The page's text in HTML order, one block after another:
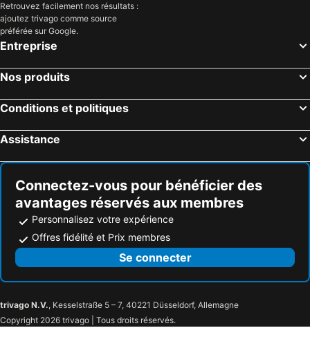
Retrouvez facilement nos résultats :
ajoutez trivago comme source
préférée sur Google.
Entreprise
Nos produits
Conditions et politiques
Assistance
Connectez-vous pour bénéficier des
avantages réservés aux membres
Personnalisez votre expérience
Offres fidélité et Prix membres
Se connecter
trivago N.V., Kesselstraße 5 – 7, 40221 Düsseldorf, Allemagne
Copyright 2026 trivago | Tous droits réservés.